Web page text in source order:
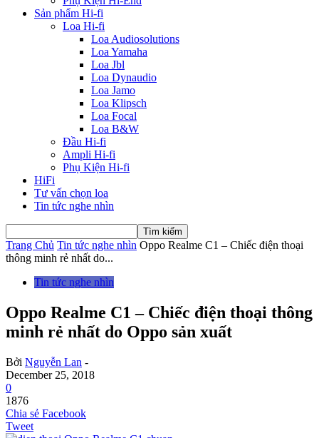
Sản phẩm Hi-fi
Loa Hi-fi
Loa Audiosolutions
Loa Yamaha
Loa Jbl
Loa Dynaudio
Loa Jamo
Loa Klipsch
Loa Focal
Loa B&W
Đầu Hi-fi
Ampli Hi-fi
Phụ Kiện Hi-fi
HiFi
Tư vấn chọn loa
Tin tức nghe nhìn
Trang Chủ Tin tức nghe nhìn Oppo Realme C1 – Chiếc điện thoại
thông minh rẻ nhất do...
Tin tức nghe nhìn
Oppo Realme C1 – Chiếc điện thoại thông
minh rẻ nhất do Oppo sản xuất
Bởi Nguyễn Lan -
December 25, 2018
0
1876
Chia sẻ Facebook
Tweet